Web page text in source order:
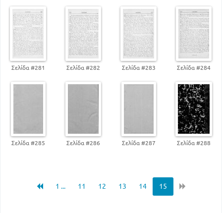
Σελίδα #281 Σελίδα #282 Σελίδα #283 Σελίδα #284
Σελίδα #285 Σελίδα #286 Σελίδα #287 Σελίδα #288
1 ... 11 12 13 14 15